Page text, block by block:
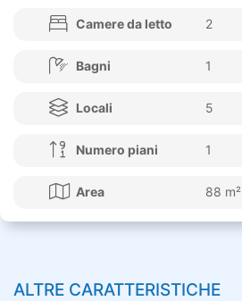
Camere da letto 2
Bagni 1
Locali 5
Numero piani 1
Area 88 m²
ALTRE CARATTERISTICHE